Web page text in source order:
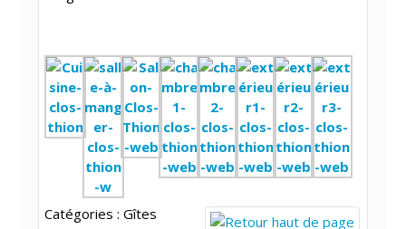
Catégories : Gîtes